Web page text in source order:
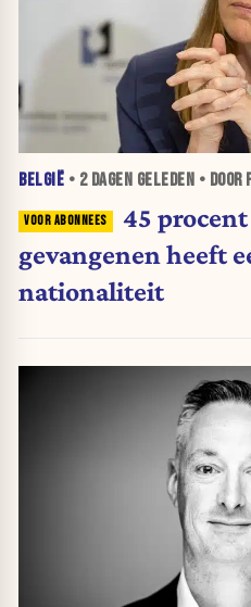
BELGIË • 2 DAGEN GELEDEN • DOOR
45
gevangenen heeft
nationaliteit